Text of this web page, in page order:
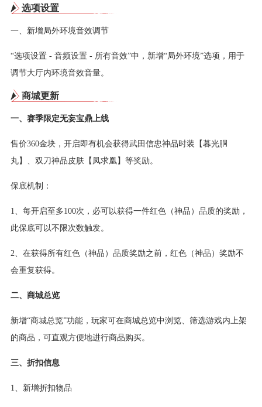
选项设置
一、新增局外环境音效调节
“选项设置 - 音频设置 - 所有音效”中，新增“局外环境”选项，用于
调节大厅内环境音效音量。
商城更新
一、赛季限定无妄宝鼎上线
售价360金块，开启即有机会获得武田信忠神品时装【暮光胴
丸】、双刀神品皮肤【凤求凰】等奖励。
保底机制：
1、每开启至多100次，必可以获得一件红色（神品）品质的奖励，
此保底可以不限次数触发。
2、在获得所有红色（神品）品质奖励之前，红色（神品）奖励不
会重复获得。
二、商城总览
新增“商城总览”功能，玩家可在商城总览中浏览、筛选游戏内上架
的商品，可直观方便地进行商品购买。
三、折扣信息
1、新增折扣物品